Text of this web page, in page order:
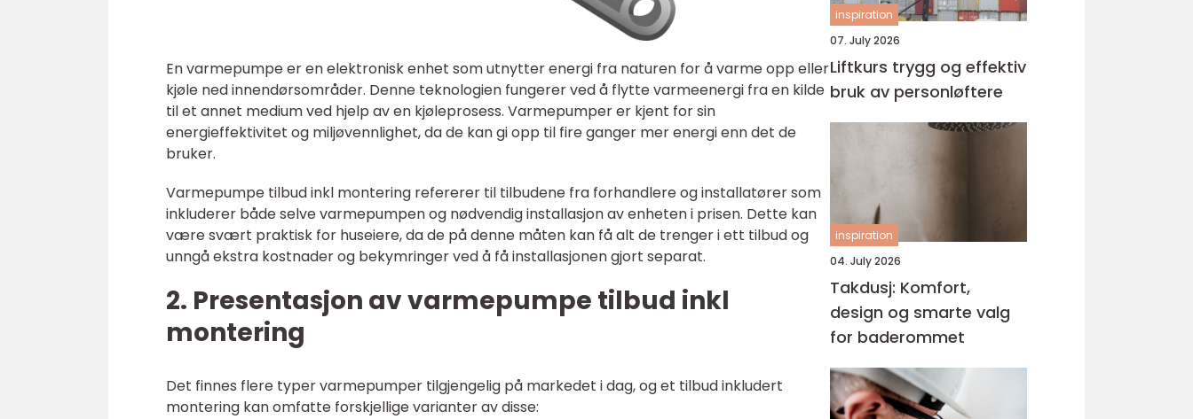
En varmepumpe er en elektronisk enhet som utnytter energi fra naturen for å varme opp eller
kjøle ned innendørsområder. Denne teknologien fungerer ved å flytte varmeenergi fra en kilde
til et annet medium ved hjelp av en kjøleprosess. Varmepumper er kjent for sin
energieffektivitet og miljøvennlighet, da de kan gi opp til fire ganger mer energi enn det de
bruker.
Varmepumpe tilbud inkl montering refererer til tilbudene fra forhandlere og installatører som
inkluderer både selve varmepumpen og nødvendig installasjon av enheten i prisen. Dette kan
være svært praktisk for huseiere, da de på denne måten kan få alt de trenger i ett tilbud og
unngå ekstra kostnader og bekymringer ved å få installasjonen gjort separat.
2. Presentasjon av varmepumpe tilbud inkl
montering
Det finnes flere typer varmepumper tilgjengelig på markedet i dag, og et tilbud inkludert
montering kan omfatte forskjellige varianter av disse:
inspiration
07. July 2026
Liftkurs trygg og effektiv
bruk av personløftere
inspiration
04. July 2026
Takdusj: Komfort,
design og smarte valg
for baderommet